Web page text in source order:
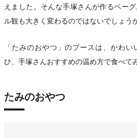
えました。そんな手塚さんが作るベー
ル観も大きく変わるのではないでしょう
「たみのおやつ」のブースは、かわ
ひ、手塚さんおすすめの温め方で食べて
たみのおやつ